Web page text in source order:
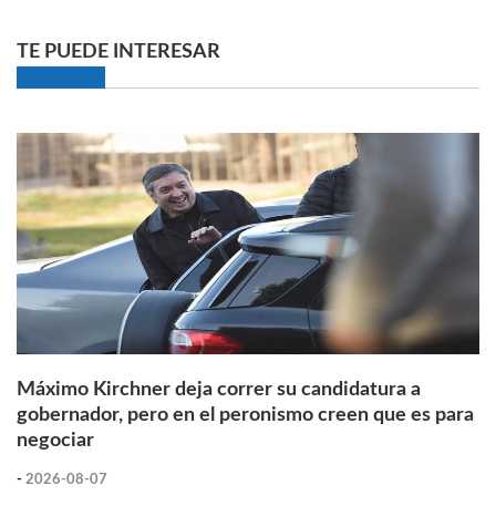
TE PUEDE INTERESAR
Máximo Kirchner deja correr su candidatura a
gobernador, pero en el peronismo creen que es para
negociar
- 2026-08-07